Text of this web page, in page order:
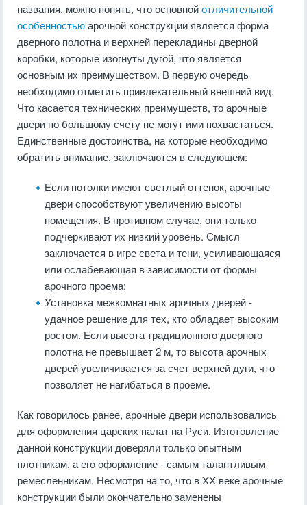
названия, можно понять, что основнойотличительной
особенностьюарочной конструкции является форма
дверного полотна и верхней перекладины дверной
коробки, которые изогнуты дугой, что является
основным их преимуществом. В первую очередь
необходимо отметить привлекательный внешний вид.
Что касается технических преимуществ, то арочные
двери по большому счету не могут ими похвастаться.
Единственные достоинства, на которые необходимо
обратить внимание, заключаются в следующем:
Если потолки имеют светлый оттенок, арочные
двери способствуют увеличению высоты
помещения. В противном случае, они только
подчеркивают их низкий уровень. Смысл
заключается в игре света и тени, усиливающаяся
или ослабевающая в зависимости от формы
арочного проема;
Установка межкомнатных арочных дверей -
удачное решение для тех, кто обладает высоким
ростом. Если высота традиционного дверного
полотна не превышает 2 м, то высота арочных
дверей увеличивается за счет верхней дуги, что
позволяет не нагибаться в проеме.
Как говорилось ранее, арочные двери использовались
для оформления царских палат на Руси. Изготовление
данной конструкции доверяли только опытным
плотникам, а его оформление - самым талантливым
ремесленникам. Несмотря на то, что в ΧΧ веке арочные
конструкции были окончательно заменены